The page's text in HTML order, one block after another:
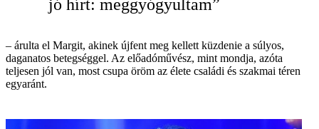
jó hírt: meggyógyultam”
– árulta el Margit, akinek újfent meg kellett küzdenie a súlyos,
daganatos betegséggel. Az előadóművész, mint mondja, azóta
teljesen jól van, most csupa öröm az élete családi és szakmai téren
egyaránt.